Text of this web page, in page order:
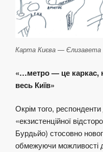
Карта Києва — Єлизавета
«…метро — це каркас,
весь Київ»
Окрім того,
«екзистенційної
Бурдьйо) стосовно
обмежуючи можливості